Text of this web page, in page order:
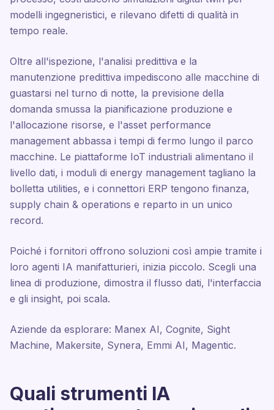
modelli ingegneristici, e rilevano difetti di qualità in
tempo reale.
Oltre all'ispezione, l'analisi predittiva e la
manutenzione predittiva impediscono alle macchine di
guastarsi nel turno di notte, la previsione della
domanda smussa la pianificazione produzione e
l'allocazione risorse, e l'asset performance
management abbassa i tempi di fermo lungo il parco
macchine. Le piattaforme IoT industriali alimentano il
livello dati, i moduli di energy management tagliano la
bolletta utilities, e i connettori ERP tengono finanza,
supply chain & operations e reparto in un unico
record.
Poiché i fornitori offrono soluzioni così ampie tramite i
loro agenti IA manifatturieri, inizia piccolo. Scegli una
linea di produzione, dimostra il flusso dati, l'interfaccia
e gli insight, poi scala.
Aziende da esplorare: Manex AI, Cognite, Sight
Machine, Makersite, Synera, Emmi AI, Magentic.
Quali strumenti IA